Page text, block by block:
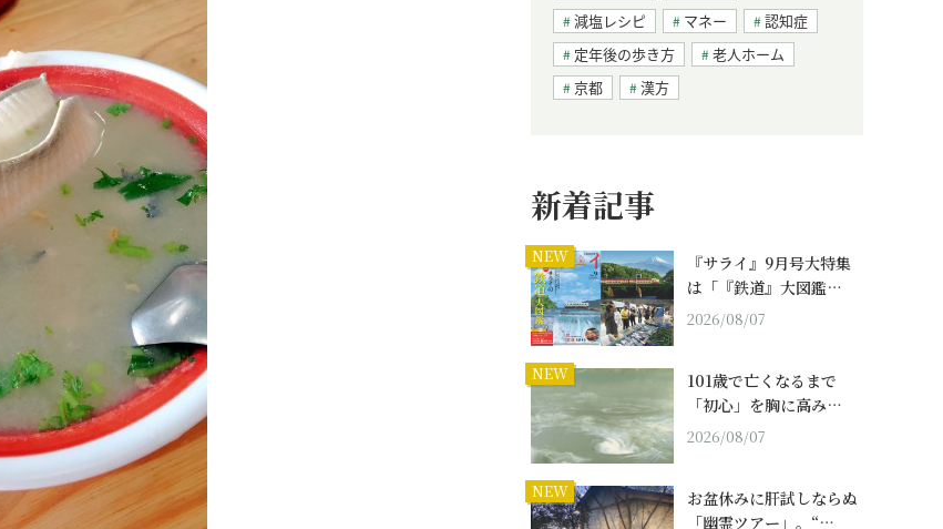
減塩レシピ
マネー
認知症
定年後の歩き方
老人ホーム
京都
漢方
新着記事
NEW
『サライ』9月号大特集
は「『鉄道』大図鑑…
2026/08/07
NEW
101歳で亡くなるまで
「初心」を胸に高み…
2026/08/07
NEW
お盆休みに肝試しならぬ
「幽霊ツアー」。“…